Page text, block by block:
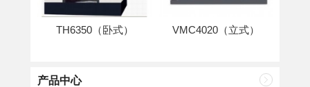
TH6350（卧式） VMC4020（立式）
产品中心